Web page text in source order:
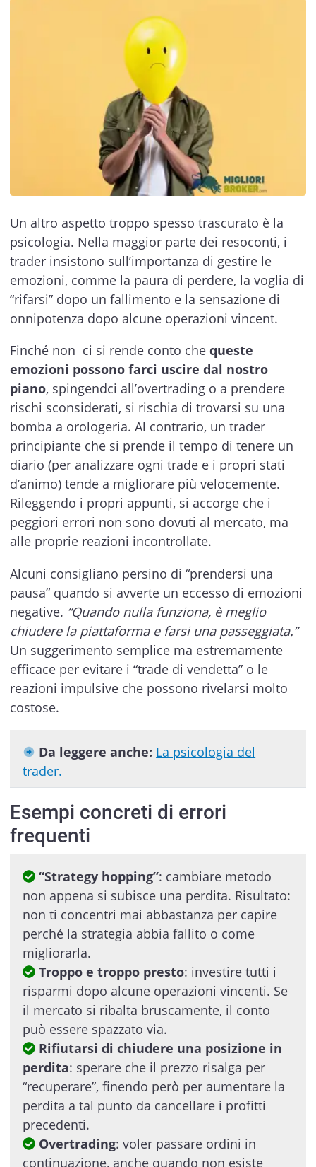
Un altro aspetto troppo spesso trascurato è la
psicologia. Nella maggior parte dei resoconti, i
trader insistono sull’importanza di gestire le
emozioni, comme la paura di perdere, la voglia di
“rifarsi” dopo un fallimento e la sensazione di
onnipotenza dopo alcune operazioni vincent.
Finché non ci si rende conto che queste
emozioni possono farci uscire dal nostro
piano, spingendci all’overtrading o a prendere
rischi sconsiderati, si rischia di trovarsi su una
bomba a orologeria. Al contrario, un trader
principiante che si prende il tempo di tenere un
diario (per analizzare ogni trade e i propri stati
d’animo) tende a migliorare più velocemente.
Rileggendo i propri appunti, si accorge che i
peggiori errori non sono dovuti al mercato, ma
alle proprie reazioni incontrollate.
Alcuni consigliano persino di “prendersi una
pausa” quando si avverte un eccesso di emozioni
negative. “Quando nulla funziona, è meglio
chiudere la piattaforma e farsi una passeggiata.”
Un suggerimento semplice ma estremamente
efficace per evitare i “trade di vendetta” o le
reazioni impulsive che possono rivelarsi molto
costose.
Da leggere anche: La psicologia del
trader.
Esempi concreti di errori
frequenti
“Strategy hopping”: cambiare metodo
non appena si subisce una perdita. Risultato:
non ti concentri mai abbastanza per capire
perché la strategia abbia fallito o come
migliorarla.
Troppo e troppo presto: investire tutti i
risparmi dopo alcune operazioni vincenti. Se
il mercato si ribalta bruscamente, il conto
può essere spazzato via.
Rifiutarsi di chiudere una posizione in
perdita: sperare che il prezzo risalga per
“recuperare”, finendo però per aumentare la
perdita a tal punto da cancellare i profitti
precedenti.
Overtrading: voler passare ordini in
continuazione, anche quando non esiste